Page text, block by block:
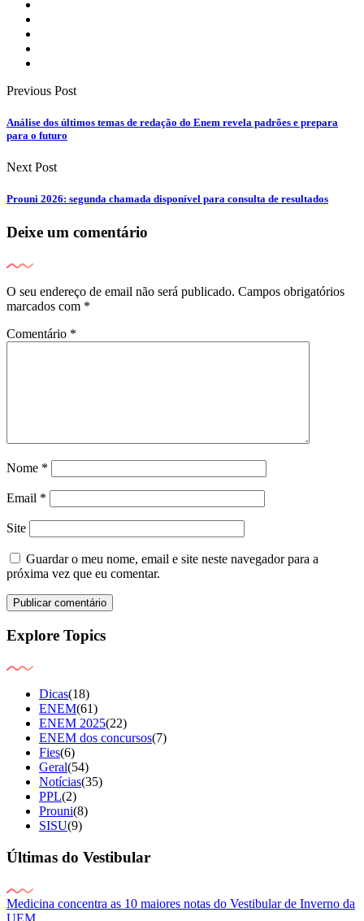
Previous Post
Análise dos últimos temas de redação do Enem revela padrões e prepara
para o futuro
Next Post
Prouni 2026: segunda chamada disponível para consulta de resultados
Deixe um comentário
O seu endereço de email não será publicado. Campos obrigatórios
marcados com *
Comentário *
Nome *
Email *
Site
Guardar o meu nome, email e site neste navegador para a
próxima vez que eu comentar.
Explore Topics
Dicas(18)
ENEM(61)
ENEM 2025(22)
ENEM dos concursos(7)
Fies(6)
Geral(54)
Notícias(35)
PPL(2)
Prouni(8)
SISU(9)
Últimas do Vestibular
Medicina concentra as 10 maiores notas do Vestibular de Inverno da
UEM